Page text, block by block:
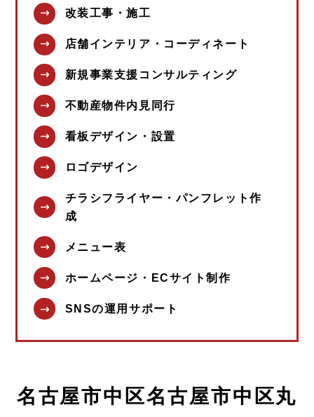
改装工事・施工
店舗インテリア・コーディネート
新規事業支援コンサルティング
不動産物件内見同行
看板デザイン・設置
ロゴデザイン
チラシフライヤー・パンフレット作
成
メニュー表
ホームページ・ECサイト制作
SNSの運用サポート
名古屋市中区名古屋市中区丸